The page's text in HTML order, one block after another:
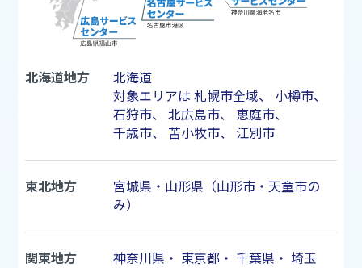
北海道地方
北海道
対象エリアは 札幌市全域、 小樽市、
石狩市、 北広島市、 恵庭市、
千歳市、 苫小牧市、 江別市
東北地方
宮城県・山形県（山形市・天童市の
み）
関東地方 神奈川県 ・ 東京都・ 千葉県 ・ 埼玉